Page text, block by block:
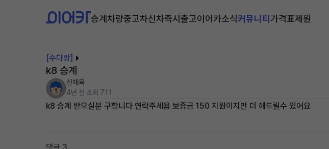
승계차량중고차신차즉시출고이어카소식커뮤니티가격표제원
[수다방]
k8 승계
신재욱
4년 전 조회 711
k8 승계 받으실분 구합니다 연락주세욥 보증금 150 지원이지만 더 해드릴수 있어요